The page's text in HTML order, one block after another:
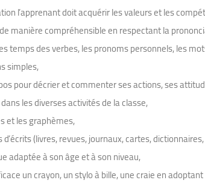
l’apprenant doit acquérir les valeurs et les
manière compréhensible en respectant la
temps des verbes, les pronoms personnels, les
simples,
pour décrier et commenter ses actions, ses
les diverses activités de la classe,
et les graphèmes,
(livres, revues, journaux, cartes,
adaptée à son âge et à son niveau,
un crayon, un stylo à bille, une craie en